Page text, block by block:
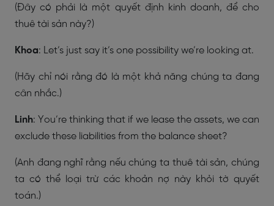
(Đây có phải là một quyết định kinh doanh, để cho
thuê tài sản này?)
Khoa: Let’s just say it’s one possibility we’re looking at.
(Hãy chỉ nói rằng đó là một khả năng chúng ta đang
cân nhắc.)
Linh: You’re thinking that if we lease the assets, we can
exclude these liabilities from the balance sheet?
(Anh đang nghĩ rằng nếu chúng ta thuê tài sản, chúng
ta có thể loại trừ các khoản nợ này khỏi tờ quyết
toán.)